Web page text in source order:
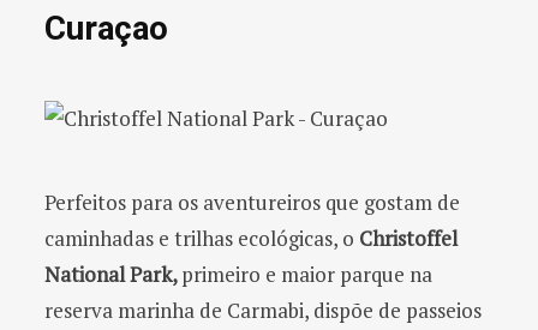
Curaçao
Perfeitos para os aventureiros que gostam de
caminhadas e trilhas ecológicas, o Christoffel
National Park,primeiro e maior parque na
reserva marinha de Carmabi, dispõe de passeios